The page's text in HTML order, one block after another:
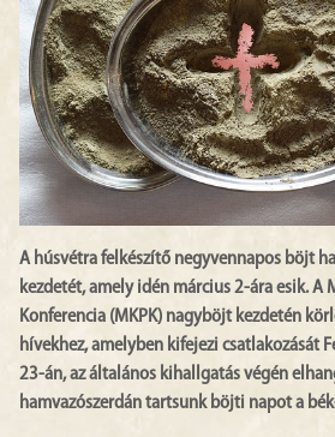
A húsvétra felkészítő negyvennapos böjt
kezdetét, amely idén március 2-ára esik. A
Konferencia (MKPK) nagyböjt kezdetén
hívekhez, amelyben kifejezi csatlakozását
23-án, az általános kihallgatás végén
hamvazószerdán tartsunk böjti napot a